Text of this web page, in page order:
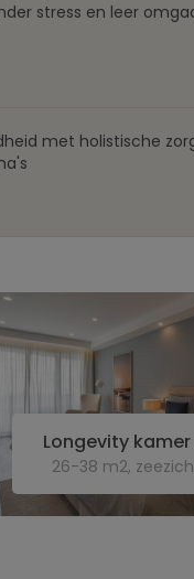
stress en leer
met holistische
Longevity
26-38 m2,